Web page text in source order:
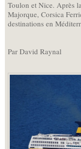
Toulon et Nice. Après
Majorque, Corsica
destinations en
Par David Raynal